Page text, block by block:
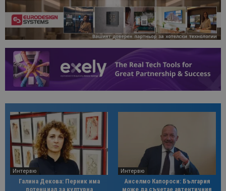
Интервю
Галина Декова: Перник има
потенциал за културна
Интервю
Анселмо Капороси: България
може да съчетае автентичния